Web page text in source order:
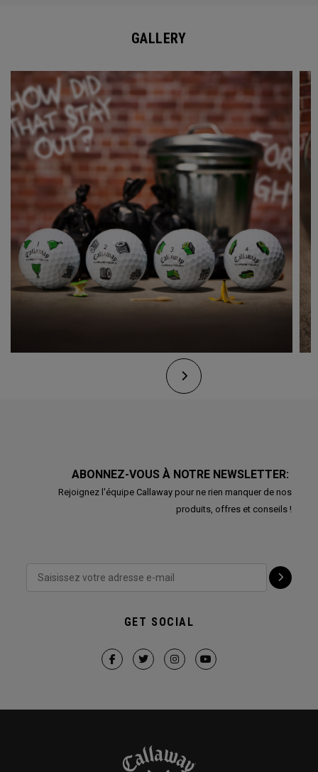
GALLERY
ABONNEZ-VOUS À NOTRE NEWSLETTER:
Rejoignez l'équipe Callaway pour ne rien manquer de nos
produits, offres et conseils !
GET SOCIAL